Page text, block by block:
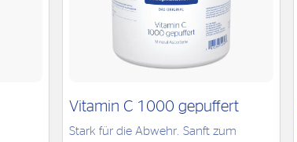
Vitamin C 1000 gepuffert
Stark für die Abwehr. Sanft zum